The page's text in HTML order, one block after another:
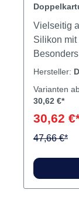
Vielseitig
Silikon mit
Hersteller:
Varianten
30,62 €*
30,62
47,66 €*